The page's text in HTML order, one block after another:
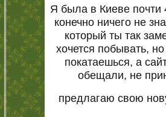
Я была в Киеве почти
конечно ничего не
который ты так
хочется побывать,
покатаешься, а
обещали, не
предлагаю свою